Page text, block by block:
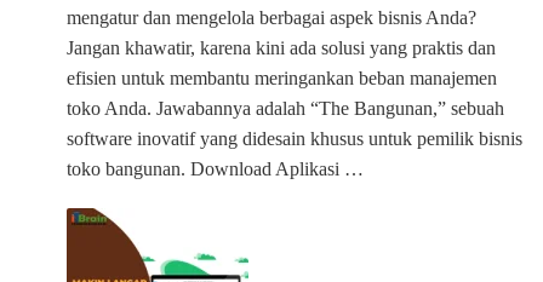
mengatur dan mengelola berbagai aspek bisnis Anda?
Jangan khawatir, karena kini ada solusi yang praktis dan
efisien untuk membantu meringankan beban manajemen
toko Anda. Jawabannya adalah “The Bangunan,” sebuah
software inovatif yang didesain khusus untuk pemilik bisnis
toko bangunan. Download Aplikasi …